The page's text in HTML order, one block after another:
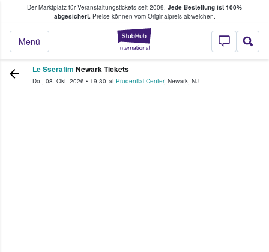
Der Marktplatz für Veranstaltungstickets seit 2009. Jede Bestellung ist 100%
abgesichert.Preise können vom Originalpreis abweichen.
StubHub - Wo
Menü
Tickets kaufen & verkaufen
Le Sserafim Newark Tickets
Do., 08. Okt. 2026 • 19:30 at Prudential Center, Newark, NJ